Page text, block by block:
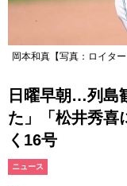
岡本和真【写真：ロイター
日曜早朝…列島
た」「松井秀
く16号
ニュース